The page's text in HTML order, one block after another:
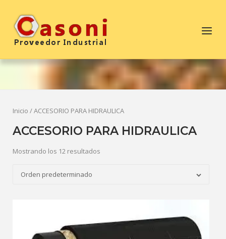
contenido
Inicio
Menú
Inicio / ACCESORIO PARA HIDRAULICA
ACCESORIO PARA HIDRAULICA
Mostrando los 12 resultados
Orden predeterminado